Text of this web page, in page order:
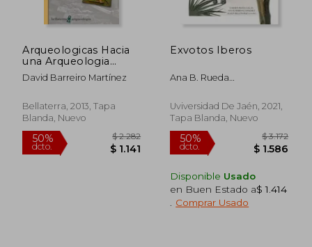
40%
dcto. $ 6.748 dcto. $
Arqueologicas Hacia
una Arqueologia
Aplicada
David Barreiro Martínez
Bellaterra, 2013, Tapa
Blanda, Nuevo
Exvotos Iberos
Ana B. Rueda
Herranz S&Aacute;Nchez
Uviversidad De Jaén, 2021,
Tapa Blanda, Nuevo
Disponible Usado
en Buen Estado a$ 1.414
Comprar Usado